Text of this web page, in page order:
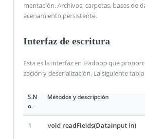
mentación. Archivos, carpetas, bases de
acenamiento persistente.
Interfaz de escritura
Esta es la interfaz en Hadoop que
zación y deserialización. La siguiente
S.N
o.
Métodos y descripción
1 void readFields(DataInput in)